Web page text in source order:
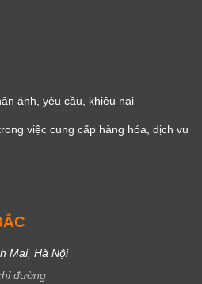
ánh, yêu cầu, khiêu nại
việc cung cấp hàng hóa, dịch vụ
Mai, Hà Nội
đường